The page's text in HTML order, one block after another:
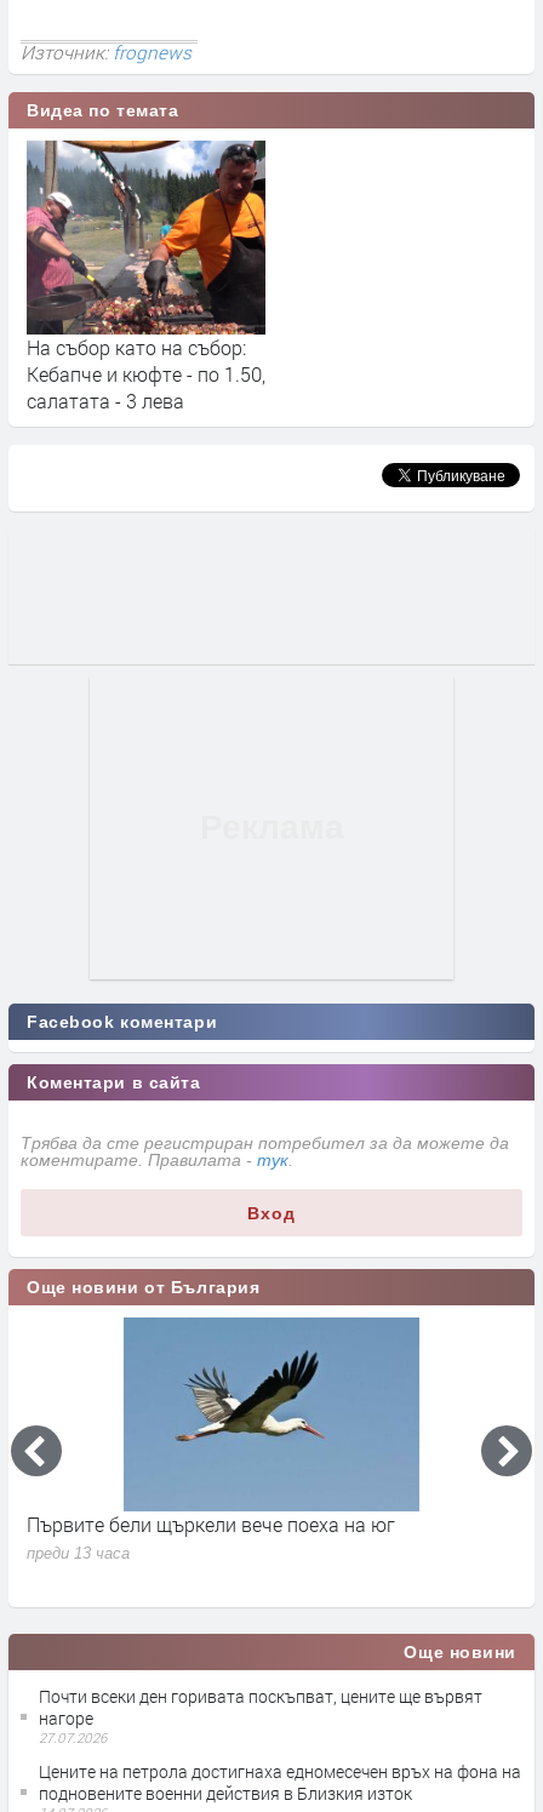
Източник:frognews
Видеа по темата
На събор като на събор:
Кебапче и кюфте - по 1.50,
салатата - 3 лева
Facebook коментари
Коментари в сайта
Трябва да сте регистриран потребител за да можете да
коментирате. Правилата - тук
Вход
Още новини от България
Първите бели щъркели вече поеха на юг
преди 13 часа
Още новини
Почти всеки ден горивата поскъпват, цените ще вървят
нагоре
27.07.2026
Цените на петрола достигнаха едномесечен връх на фона на
подновените военни действия в Близкия изток